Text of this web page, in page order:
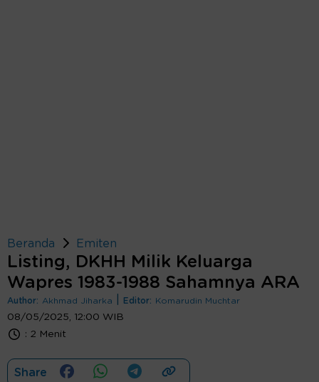
Beranda Emiten
Listing, DKHH Milik Keluarga
Wapres 1983-1988 Sahamnya ARA
Author: Akhmad Jiharka Editor: Komarudin Muchtar
08/05/2025, 12:00 WIB
: 2 Menit
Share